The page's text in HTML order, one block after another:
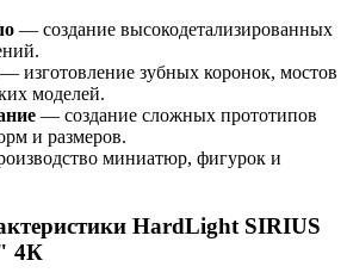
— создание высокодетализированных
— изготовление зубных коронок, мостов
моделей.
— создание сложных прототипов
и размеров.
миниатюр, фигурок и
HardLight SIRIUS
4К